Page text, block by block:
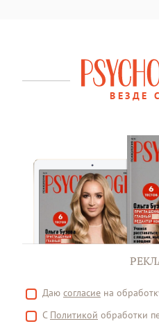
ВЕЗДЕ
Даю согласие на
С Политикой обработки